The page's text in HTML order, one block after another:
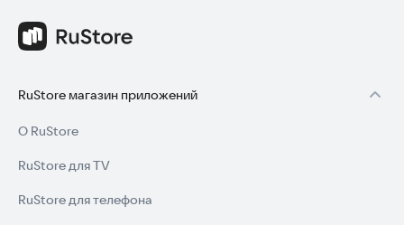
RuStore магазин приложений
О RuStore
RuStore для TV
RuStore для телефона